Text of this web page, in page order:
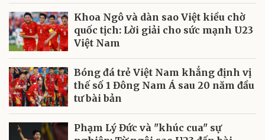
Khoa Ngô và dàn sao Việt kiều chờ
quốc tịch: Lời giải cho sức mạnh U23
Việt Nam
Bóng đá trẻ Việt Nam khẳng định vị
thế số 1 Đông Nam Á sau 20 năm đầu
tư bài bản
Phạm Lý Đức và "khúc cua" sự